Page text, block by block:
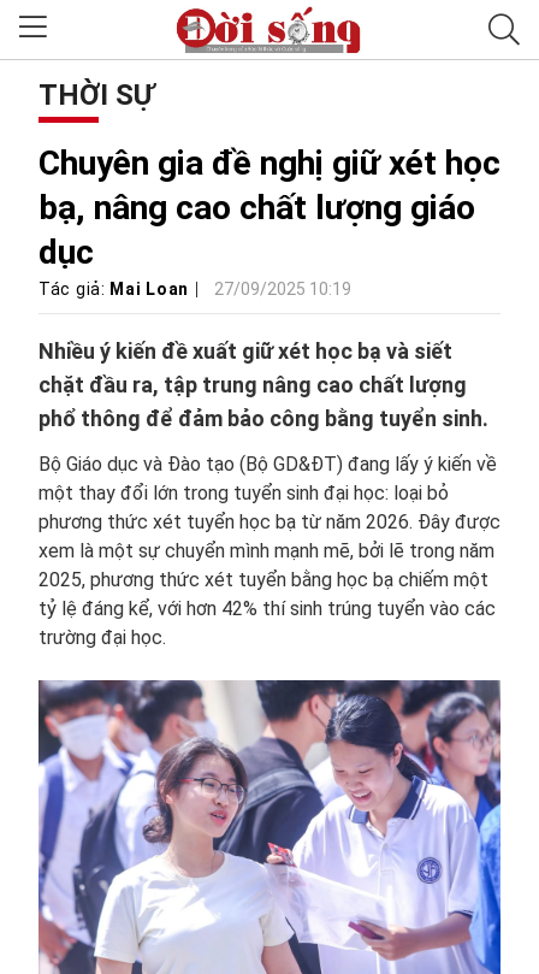
THỜI SỰ
Chuyên gia đề nghị giữ xét học
bạ, nâng cao chất lượng giáo
dục
Tác giả: Mai Loan 27/09/2025 10:19
Nhiều ý kiến đề xuất giữ xét học bạ và siết
chặt đầu ra, tập trung nâng cao chất lượng
phổ thông để đảm bảo công bằng tuyển sinh.
Bộ Giáo dục và Đào tạo (Bộ GD&ĐT) đang lấy ý kiến về
một thay đổi lớn trong tuyển sinh đại học: loại bỏ
phương thức xét tuyển học bạ từ năm 2026. Đây được
xem là một sự chuyển mình mạnh mẽ, bởi lẽ trong năm
2025, phương thức xét tuyển bằng học bạ chiếm một
tỷ lệ đáng kể, với hơn 42% thí sinh trúng tuyển vào các
trường đại học.